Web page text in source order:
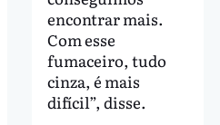
encontrar mais.
Com esse
fumaceiro, tudo
cinza, é mais
difícil”, disse.